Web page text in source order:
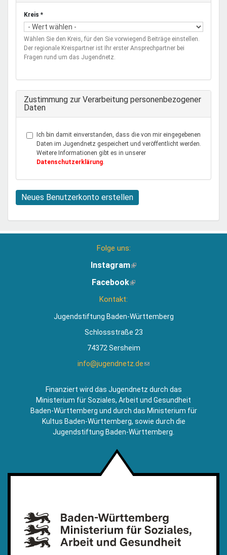
Kreis *
Wählen Sie den Kreis, für den Sie vorwiegend Beiträge einstellen.
Der regionale Kreispartner ist Ihr erster Ansprechpartner bei
Fragen rund um das Jugendnetz.
Zustimmung zur Verarbeitung personenbezogener
Daten
Ich bin damit einverstanden, dass die von mir eingegebenen
Daten im Jugendnetz gespeichert und veröffentlicht werden.
Weitere Informationen gibt es in unserer
Datenschutzerklärung
Neues Benutzerkonto erstellen
Folge uns:
Instagram(Link
extern)
Facebook(Link
Kontakt:
Jugendstiftung Baden-Württemberg
Schlossstraße 23
74372 Sersheim
info@jugendnetz.de(Link
Mail)
Finanziert wird das Jugendnetz durch das
Ministerium für Soziales, Arbeit und Gesundheit
Baden-Württemberg und durch das Ministerium für
Kultus Baden-Württemberg, sowie durch die
Jugendstiftung Baden-Württemberg.